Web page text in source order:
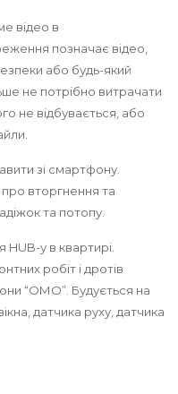
відео в
позначає відео,
або будь-який
не потрібно витрачати
не відбувається, або
зі смартфону.
вторгнення та
та потопу.
у в квартирі.
робіт і дротів
“ОМО”. Будується на
датчика руху, датчика